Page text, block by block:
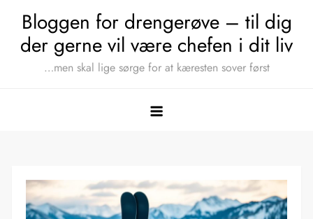
content
Bloggen for drengerøve – til dig
der gerne vil være chefen i dit liv
…men skal lige sørge for at kæresten sover først